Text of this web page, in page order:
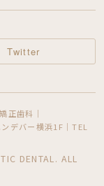
Twitter
正歯科｜
デバー横浜1F｜TEL
DENTAL. ALL